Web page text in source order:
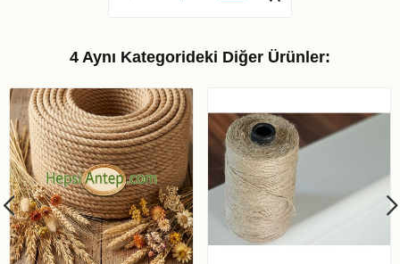
4 Aynı Kategorideki Diğer Ürünler: